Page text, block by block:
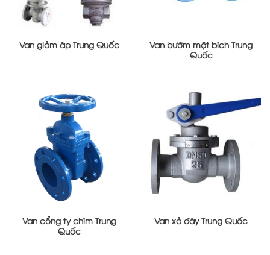
Van giảm áp Trung Quốc
Van bướm mặt bích Trung
Quốc
Van cổng ty chìm Trung
Quốc
Van xả đáy Trung Quốc